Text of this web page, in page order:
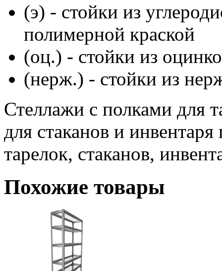
(э) - стойки из
полимерной краской
(оц.) - стойки из
(нерж.) - стойки из
Стеллажи с полками для
для стаканов и
тарелок, стаканов,
Похожие товары